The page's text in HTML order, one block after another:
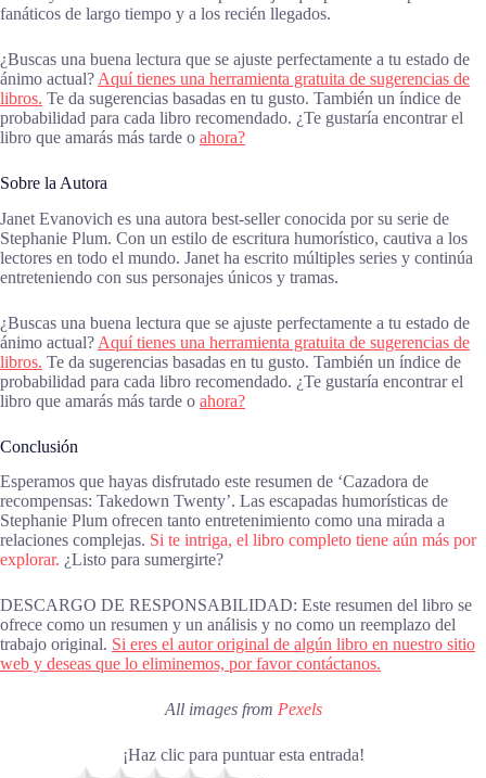
fanáticos de largo tiempo y a los recién llegados.
¿Buscas una buena lectura que se ajuste perfectamente a tu estado de
ánimo actual? Aquí tienes una herramienta gratuita de sugerencias de
libros. Te da sugerencias basadas en tu gusto. También un índice de
probabilidad para cada libro recomendado. ¿Te gustaría encontrar el
libro que amarás más tarde o ahora?
Sobre la Autora
Janet Evanovich es una autora best-seller conocida por su serie de
Stephanie Plum. Con un estilo de escritura humorístico, cautiva a los
lectores en todo el mundo. Janet ha escrito múltiples series y continúa
entreteniendo con sus personajes únicos y tramas.
¿Buscas una buena lectura que se ajuste perfectamente a tu estado de
ánimo actual? Aquí tienes una herramienta gratuita de sugerencias de
libros. Te da sugerencias basadas en tu gusto. También un índice de
probabilidad para cada libro recomendado. ¿Te gustaría encontrar el
libro que amarás más tarde o ahora?
Conclusión
Esperamos que hayas disfrutado este resumen de ‘Cazadora de
recompensas: Takedown Twenty’. Las escapadas humorísticas de
Stephanie Plum ofrecen tanto entretenimiento como una mirada a
relaciones complejas. Si te intriga, el libro completo tiene aún más por
explorar. ¿Listo para sumergirte?
DESCARGO DE RESPONSABILIDAD: Este resumen del libro se
ofrece como un resumen y un análisis y no como un reemplazo del
trabajo original. Si eres el autor original de algún libro en nuestro sitio
web y deseas que lo eliminemos, por favor contáctanos.
All images from Pexels
¡Haz clic para puntuar esta entrada!